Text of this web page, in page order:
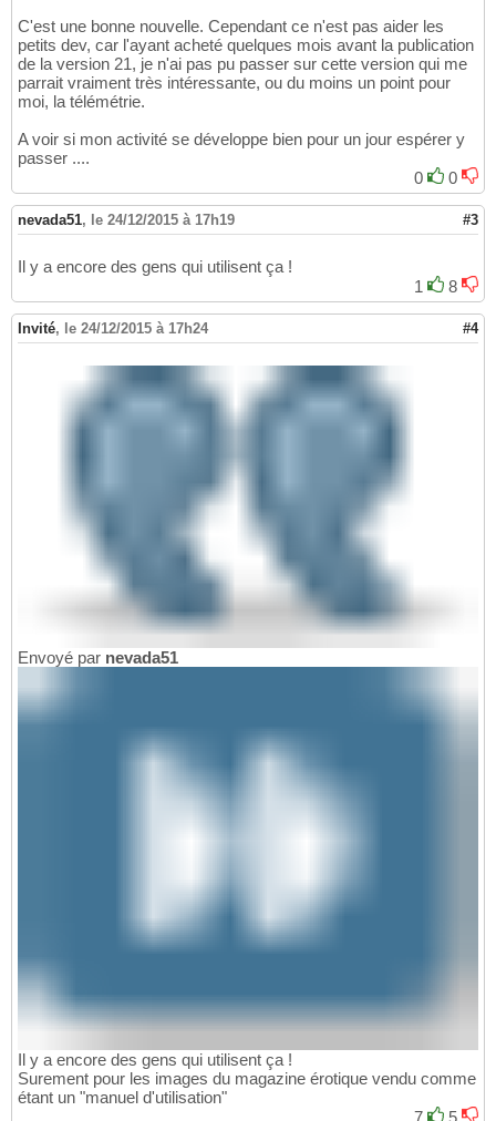
C'est une bonne nouvelle. Cependant ce n'est pas aider les
petits dev, car l'ayant acheté quelques mois avant la publication
de la version 21, je n'ai pas pu passer sur cette version qui me
parrait vraiment très intéressante, ou du moins un point pour
moi, la télémétrie.
A voir si mon activité se développe bien pour un jour espérer y
passer ....
0
0
nevada51, le 24/12/2015 à 17h19 #3
Il y a encore des gens qui utilisent ça !
1
8
Invité, le 24/12/2015 à 17h24 #4
Envoyé par nevada51
Il y a encore des gens qui utilisent ça !
Surement pour les images du magazine érotique vendu comme
étant un "manuel d'utilisation"